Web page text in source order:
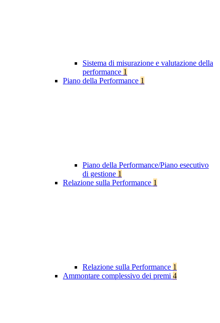
Sistema di misurazione e valutazione della
performance 1
Piano della Performance 1
Piano della Performance/Piano esecutivo
di gestione 1
Relazione sulla Performance 1
Relazione sulla Performance 1
Ammontare complessivo dei premi 4